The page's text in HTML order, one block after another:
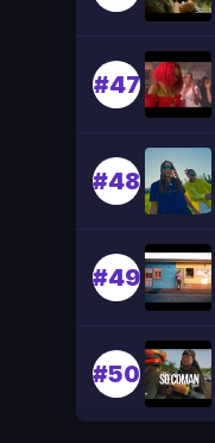
#47
#48
#49
#50